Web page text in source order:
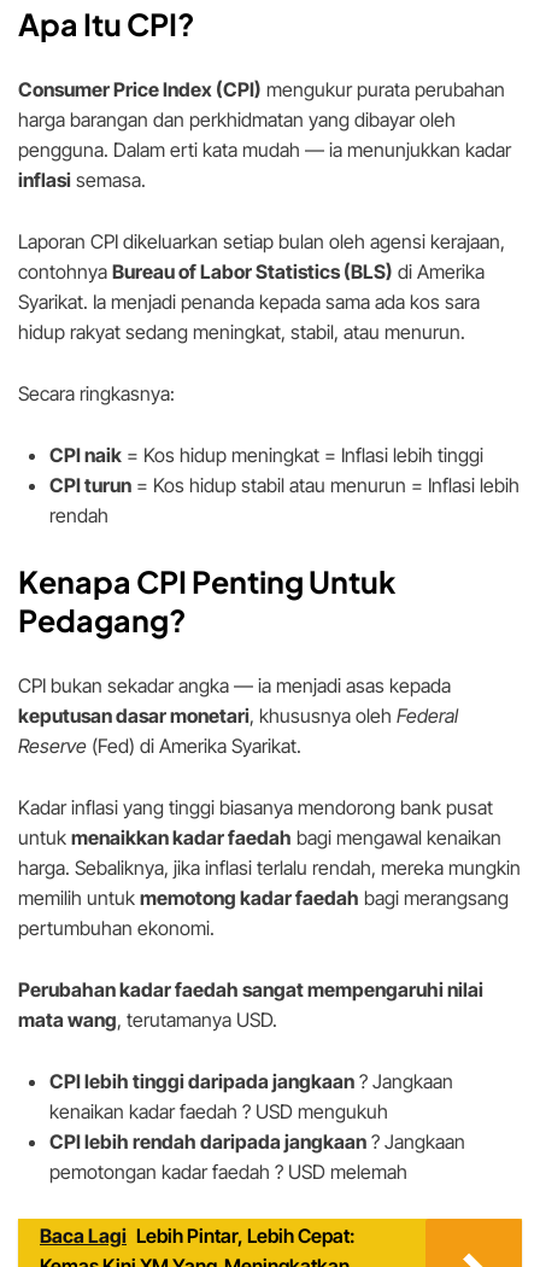
Apa Itu CPI?
Consumer Price Index (CPI) mengukur purata perubahan
harga barangan dan perkhidmatan yang dibayar oleh
pengguna. Dalam erti kata mudah — ia menunjukkan kadar
inflasi semasa.
Laporan CPI dikeluarkan setiap bulan oleh agensi kerajaan,
contohnya Bureau of Labor Statistics (BLS) di Amerika
Syarikat. Ia menjadi penanda kepada sama ada kos sara
hidup rakyat sedang meningkat, stabil, atau menurun.
Secara ringkasnya:
CPI naik = Kos hidup meningkat = Inflasi lebih tinggi
CPI turun = Kos hidup stabil atau menurun = Inflasi lebih
rendah
Kenapa CPI Penting Untuk
Pedagang?
CPI bukan sekadar angka — ia menjadi asas kepada
keputusan dasar monetari, khususnya oleh Federal
Reserve (Fed) di Amerika Syarikat.
Kadar inflasi yang tinggi biasanya mendorong bank pusat
untuk menaikkan kadar faedah bagi mengawal kenaikan
harga. Sebaliknya, jika inflasi terlalu rendah, mereka mungkin
memilih untuk memotong kadar faedah bagi merangsang
pertumbuhan ekonomi.
Perubahan kadar faedah sangat mempengaruhi nilai
mata wang, terutamanya USD.
CPI lebih tinggi daripada jangkaan ? Jangkaan
kenaikan kadar faedah ? USD mengukuh
CPI lebih rendah daripada jangkaan ? Jangkaan
pemotongan kadar faedah ? USD melemah
Baca Lagi Lebih Pintar, Lebih Cepat: